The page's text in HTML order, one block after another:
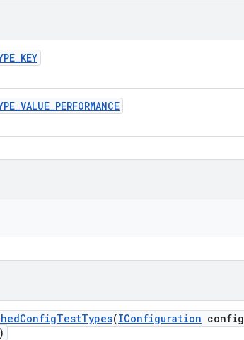
_KEY
_VALUE_PERFORMANCE
ConfigTestTypes(IConfiguration config